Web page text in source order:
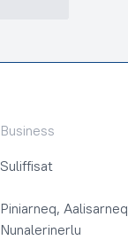
Business
Suliffisat
Piniarneq, Aalisarneq
Nunalerinerlu